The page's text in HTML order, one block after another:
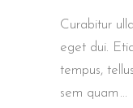
Curabitur
eget dui.
tempus,
sem quam